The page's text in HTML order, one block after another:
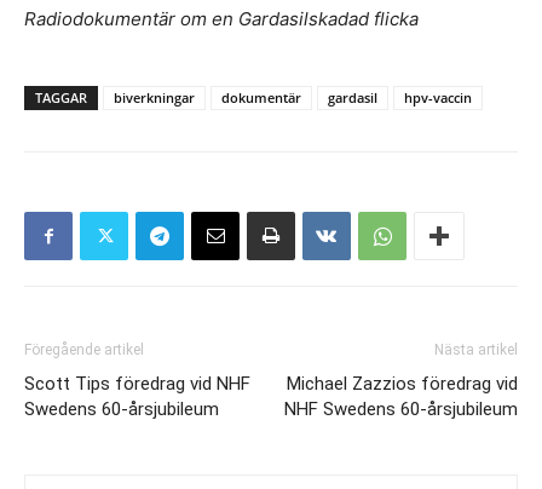
Radiodokumentär om en Gardasilskadad flicka
TAGGAR biverkningar dokumentär gardasil hpv-vaccin
Föregående artikel
Scott Tips föredrag vid NHF
Swedens 60-årsjubileum
Nästa artikel
Michael Zazzios föredrag vid
NHF Swedens 60-årsjubileum